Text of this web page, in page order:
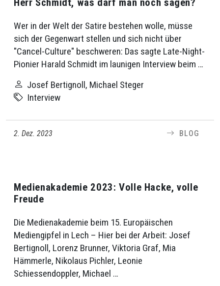
Wer in der Welt der Satire bestehen wolle, müsse
sich der Gegenwart stellen und sich nicht über
"Cancel-Culture" beschweren: Das sagte Late-Night-
Pionier Harald Schmidt im launigen Interview beim …
Josef Bertignoll, Michael Steger
Interview
2. Dez. 2023 BLOG
Medienakademie 2023: Volle Hacke, volle
Freude
Die Medienakademie beim 15. Europäischen
Mediengipfel in Lech – Hier bei der Arbeit: Josef
Bertignoll, Lorenz Brunner, Viktoria Graf, Mia
Hämmerle, Nikolaus Pichler, Leonie
Schiessendoppler, Michael …